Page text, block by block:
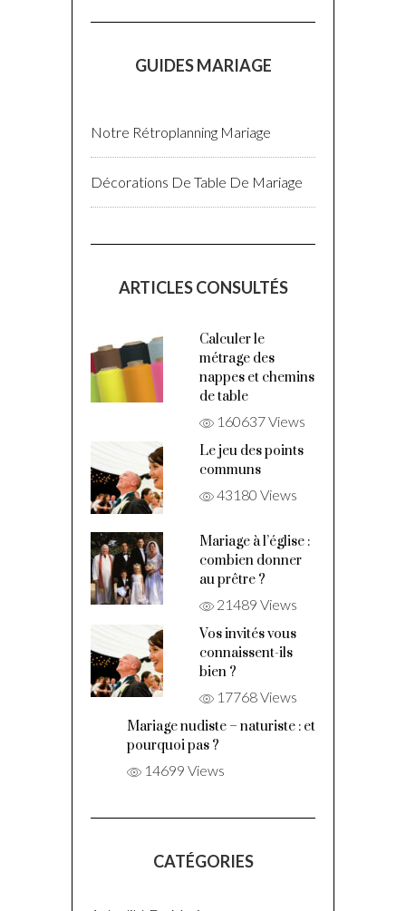
GUIDES MARIAGE
Notre Rétroplanning Mariage
Décorations De Table De Mariage
ARTICLES CONSULTÉS
Calculer le
métrage des
nappes et chemins
de table
160637 Views
Le jeu des points
communs
43180 Views
Mariage à l’église :
combien donner
au prêtre ?
21489 Views
Vos invités vous
connaissent-ils
bien ?
17768 Views
Mariage nudiste – naturiste : et
pourquoi pas ?
14699 Views
CATÉGORIES